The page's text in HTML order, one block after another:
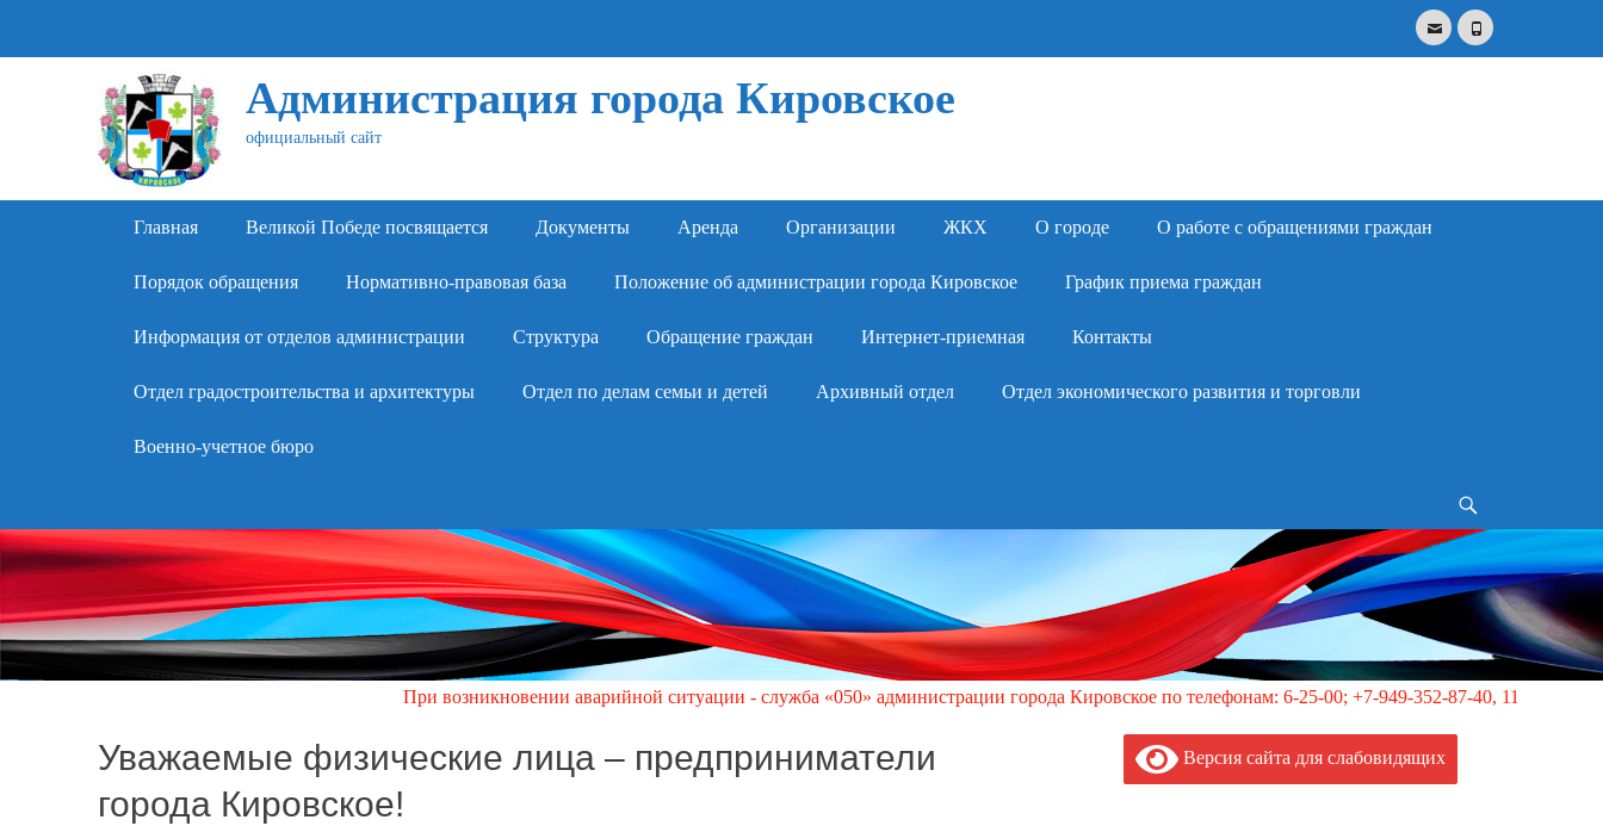
EmailPhone
Администрация города Кировское
официальный сайт
Primary Menu
Skip
content
Главная Великой Победе посвящается Документы Аренда Организации ЖКХ О городе О работе с обращениями граждан
Порядок обращения Нормативно-правовая база Положение об администрации города Кировское График приема граждан
Информация от отделов администрации Структура Обращение граждан Интернет-приемная Контакты
Отдел градостроительства и архитектуры Отдел по делам семьи и детей Архивный отдел Отдел экономического развития и торговли
Военно-учетное бюро
При возникновении аварийной ситуации - служба «050» администрации города Кировское по телефонам: 6-25-00; +7-949-352-87-40, 113 (круглосуточно)
Уважаемые физические лица – предприниматели
города Кировское!
Версия сайта для слабовидящих